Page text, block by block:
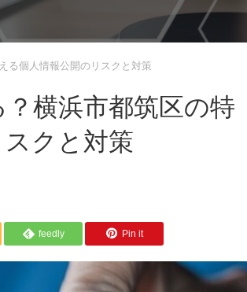
る個人情報公開のリスクと対策
横浜市都筑区の特
クと対策
feedly Pin it